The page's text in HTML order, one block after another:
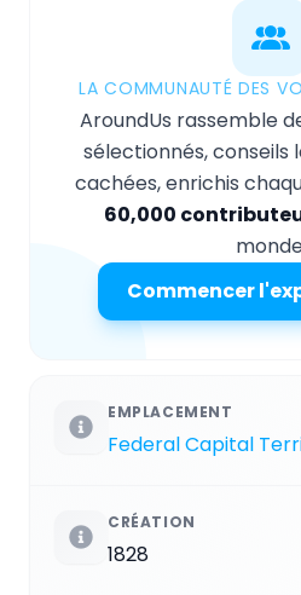
LA COMMUNAUTÉ DES
AroundUs rassemble
sélectionnés, conseils
cachées, enrichis
60,000
Commencer
EMPLACEMENT
Federal Capital
CRÉATION
1828